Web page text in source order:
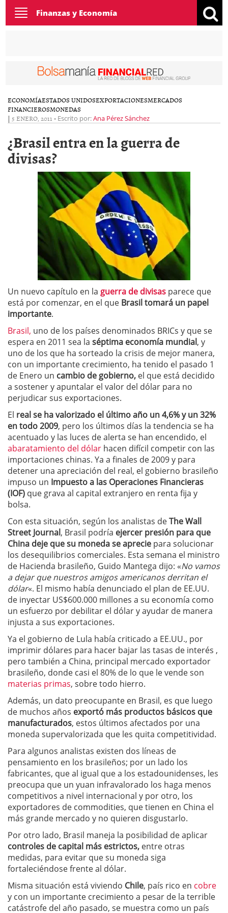
Toggle
navigation
Finanzas y Economía
ECONOMÍAESTADOS UNIDOSEXPORTACIONESMERCADOS
FINANCIEROSMONEDAS
| 5 ENERO, 2011 - Escrito por:Ana Pérez Sánchez
¿Brasil entra en la guerra de
divisas?
Un nuevo capítulo en la guerra de divisas parece que
está por comenzar, en el que Brasil tomará un papel
importante.
Brasil, uno de los países denominados BRICs y que se
espera en 2011 sea la séptima economía mundial, y
uno de los que ha sorteado la crisis de mejor manera,
con un importante crecimiento, ha tenido el pasado 1
de Enero un cambio de gobierno, el que está decidido
a sostener y apuntalar el valor del dólar para no
perjudicar sus exportaciones.
El real se ha valorizado el último año un 4,6% y un 32%
en todo 2009, pero los últimos días la tendencia se ha
acentuado y las luces de alerta se han encendido, el
abaratamiento del dólar hacen difícil competir con las
importaciones chinas. Ya a finales de 2009 y para
detener una apreciación del real, el gobierno brasileño
impuso un Impuesto a las Operaciones Financieras
(IOF) que grava al capital extranjero en renta fija y
bolsa.
Con esta situación, según los analistas deThe Wall
Street Journal, Brasil podría ejercer presión para que
China deje que su moneda se aprecie para solucionar
los desequilibrios comerciales. Esta semana el ministro
de Hacienda brasileño, Guido Mantega dijo: «No vamos
a dejar que nuestros amigos americanos derritan el
dólar«. El mismo había denunciado el plan de EE.UU.
de inyectar US$600.000 millones a su economía como
un esfuerzo por debilitar el dólar y ayudar de manera
injusta a sus exportaciones.
Ya el gobierno de Lula había criticado a EE.UU., por
imprimir dólares para hacer bajar las tasas de interés ,
pero también a China, principal mercado exportador
brasileño, donde casi el 80% de lo que le vende son
materias primas, sobre todo hierro.
Además, un dato preocupante en Brasil, es que luego
de muchos años exportó más productos básicos que
manufacturados, estos últimos afectados por una
moneda supervalorizada que les quita competitividad.
Para algunos analistas existen dos líneas de
pensamiento en los brasileños; por un lado los
fabricantes, que al igual que a los estadounidenses, les
preocupa que un yuan infravalorado los haga menos
competitivos a nivel internacional y por otro, los
exportadores de commodities, que tienen en China el
más grande mercado y no quieren disgustarlo.
Por otro lado, Brasil maneja la posibilidad de aplicar
controles de capital más estrictos, entre otras
medidas, para evitar que su moneda siga
fortaleciéndose frente al dólar.
Misma situación está viviendo Chile, país rico en cobre
y con un importante crecimiento a pesar de la terrible
catástrofe del año pasado, se muestra como un país